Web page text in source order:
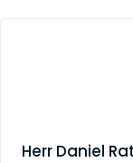
Herr Daniel